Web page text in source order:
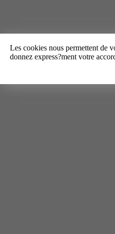
Les cookies nous permettent de
donnez express?ment votre